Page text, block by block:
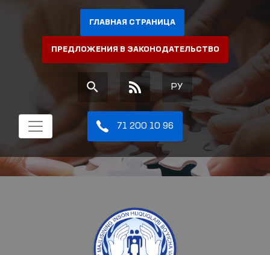
ГЛАВНАЯ СТРАНИЦА
ПРЕДЛОЖЕНИЯ В ЗАКОНОДАТЕЛЬСТВО
РУ
71 200 10 96